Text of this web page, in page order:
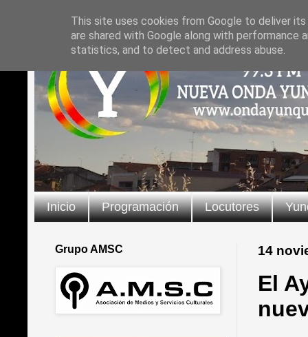
Inicio Programación Locutores
14
El
Grupo AMSC
This site uses cookies from Google to deliver
are shared with Google along with
statistics, and to detect and address abuse.